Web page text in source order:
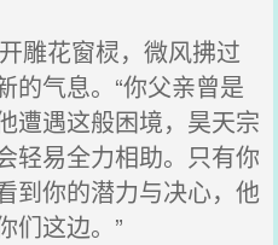
雕花窗棂，微风拂过
的气息。“你父亲曾是
遭遇这般困境，昊天宗
轻易全力相助。只有你
到你的潜力与决心，他
们这边。”